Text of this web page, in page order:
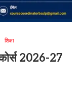
शिक्षा
2026-27